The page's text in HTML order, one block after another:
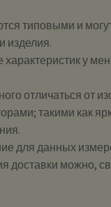
типовыми и
изделия.
характеристик у
отличаться от
такими как
для данных
доставки можно,